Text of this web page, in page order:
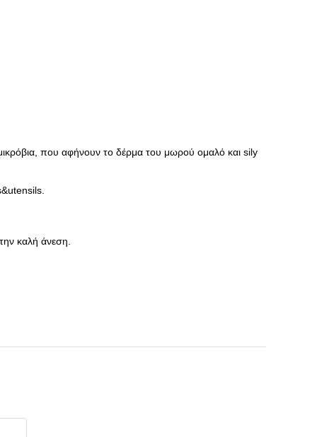
που αφήνουν το δέρμα του μωρού ομαλό και sily
καλή άνεση.